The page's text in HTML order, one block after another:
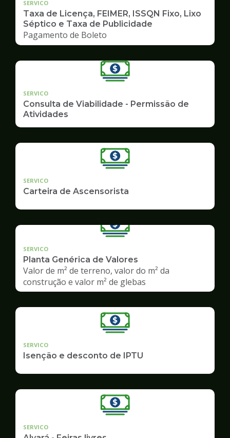
SERVICO
Taxa de Licença, FEIMER, ISSQN Fixo, Lixo
Séptico e Taxa de Publicidade
Pagamento de Boleto
SERVICO
Consulta de Viabilidade - Permissão de
Atividades
SERVICO
Carteira de Ascensorista
SERVICO
Planta Genérica de Valores
Valor de m² de terreno, valor do m² da
construção e valor m² de glebas
SERVICO
Isenção e desconto de IPTU
SERVICO